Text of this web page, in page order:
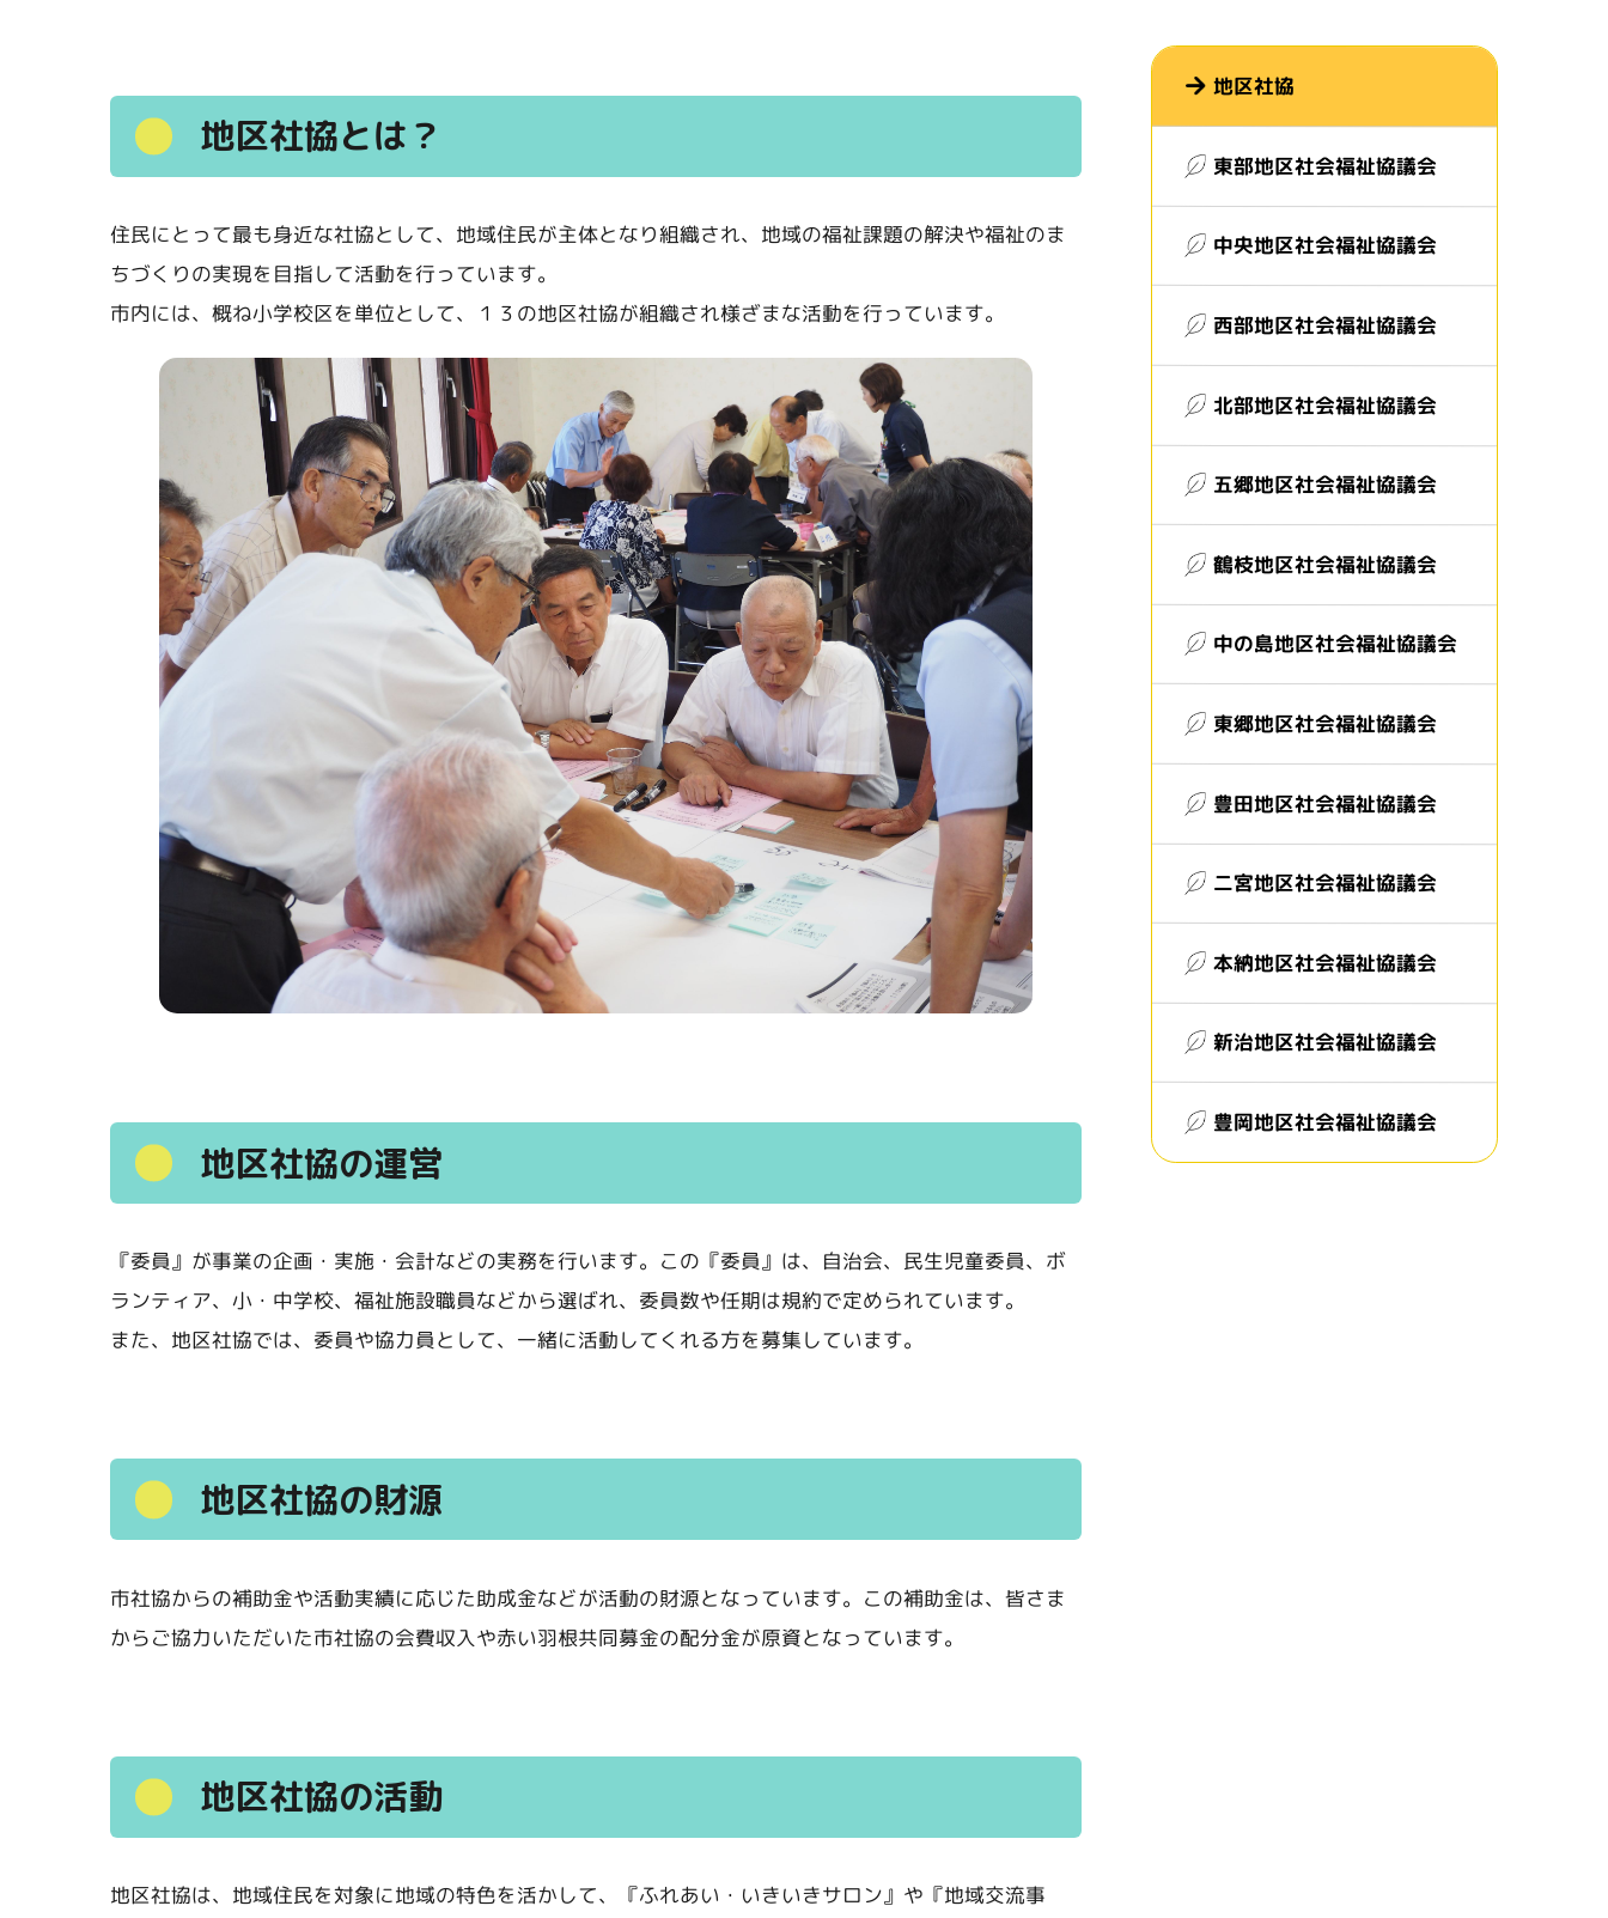
地区社協とは？
住民にとって最も身近な社協として、地域住民が主体となり組織され、地域の福祉課題の解決や福祉のま
ちづくりの実現を目指して活動を行っています。
市内には、概ね小学校区を単位として、１３の地区社協が組織され様ざまな活動を行っています。
地区社協の運営
『委員』が事業の企画・実施・会計などの実務を行います。この『委員』は、自治会、民生児童委員、ボ
ランティア、小・中学校、福祉施設職員などから選ばれ、委員数や任期は規約で定められています。
また、地区社協では、委員や協力員として、一緒に活動してくれる方を募集しています。
地区社協の財源
市社協からの補助金や活動実績に応じた助成金などが活動の財源となっています。この補助金は、皆さま
からご協力いただいた市社協の会費収入や赤い羽根共同募金の配分金が原資となっています。
地区社協の活動
地区社協は、地域住民を対象に地域の特色を活かして、『ふれあい・いきいきサロン』や『地域交流事
地区社協
東部地区社会福祉協議会
中央地区社会福祉協議会
西部地区社会福祉協議会
北部地区社会福祉協議会
五郷地区社会福祉協議会
鶴枝地区社会福祉協議会
中の島地区社会福祉協議会
東郷地区社会福祉協議会
豊田地区社会福祉協議会
二宮地区社会福祉協議会
本納地区社会福祉協議会
新治地区社会福祉協議会
豊岡地区社会福祉協議会